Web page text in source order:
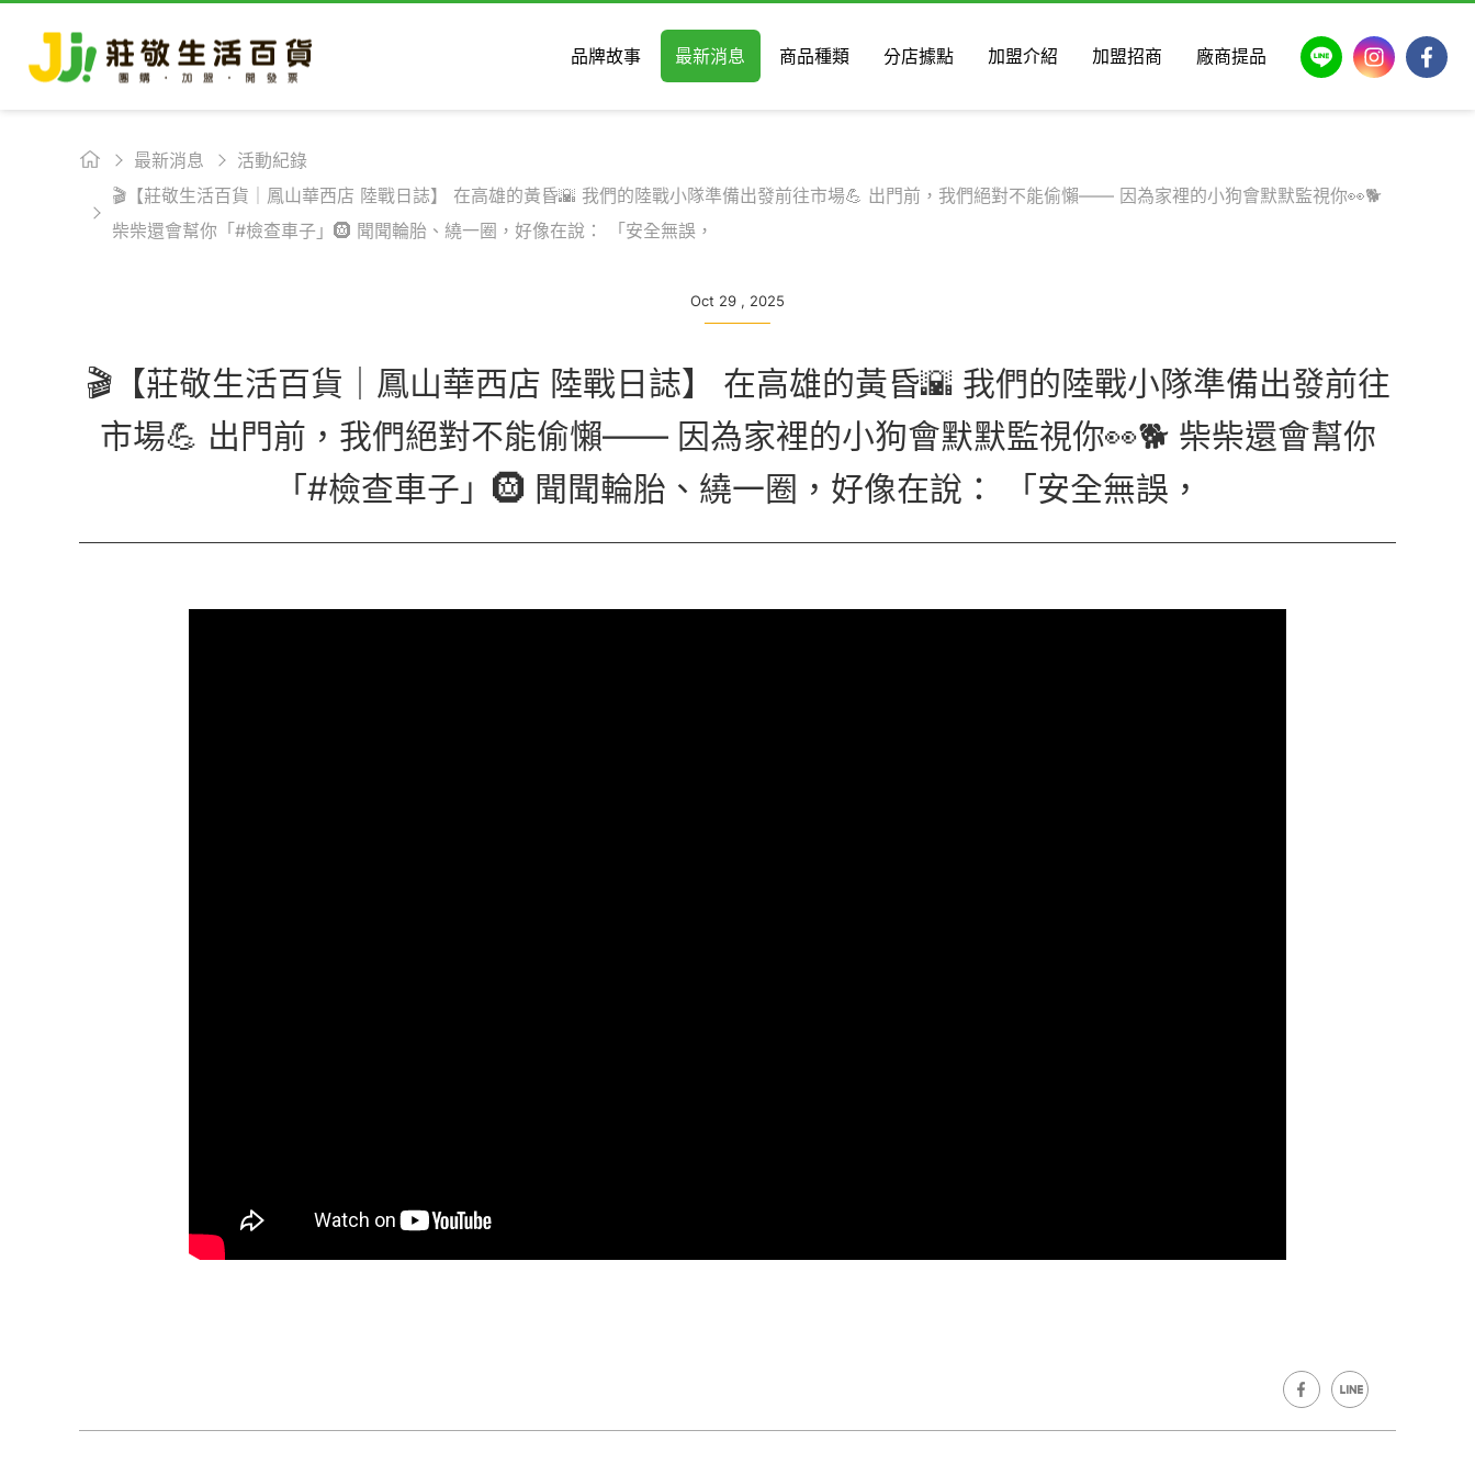
LINE Instagram
品牌故事 最新消息 商品種類 分店據點 加盟介紹 加盟招商 廠商提品
最新消息
活動紀錄
🎬【莊敬生活百貨｜鳳山華西店 陸戰日誌】 在高雄的黃昏🌇 我們的陸戰小隊準備出發前往市場💪 出門前，我們絕對不能偷懶—— 因為家裡的小狗會默默監視你👀🐕
柴柴還會幫你「#檢查車子」🛞 聞聞輪胎、繞一圈，好像在說： 「安全無誤，
Oct 29 , 2025
🎬【莊敬生活百貨｜鳳山華西店 陸戰日誌】 在高雄的黃昏🌇 我們的陸戰小隊準備出發前往
市場💪 出門前，我們絕對不能偷懶—— 因為家裡的小狗會默默監視你👀🐕 柴柴還會幫你
「#檢查車子」🛞 聞聞輪胎、繞一圈，好像在說： 「安全無誤，